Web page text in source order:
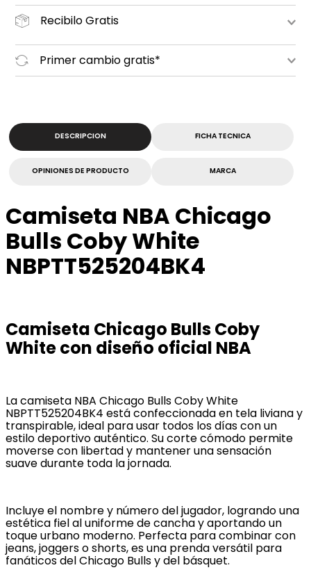
Recibilo Gratis
Primer cambio gratis*
DESCRIPCION FICHA TECNICA
OPINIONES DE PRODUCTO MARCA
Camiseta NBA Chicago
Bulls Coby White
NBPTT525204BK4
Camiseta Chicago Bulls Coby
White con diseño oficial NBA
La camiseta NBA Chicago Bulls Coby White
NBPTT525204BK4 está confeccionada en tela liviana y
transpirable, ideal para usar todos los días con un
estilo deportivo auténtico. Su corte cómodo permite
moverse con libertad y mantener una sensación
suave durante toda la jornada.
Incluye el nombre y número del jugador, logrando una
estética fiel al uniforme de cancha y aportando un
toque urbano moderno. Perfecta para combinar con
jeans, joggers o shorts, es una prenda versátil para
fanáticos del Chicago Bulls y del básquet.